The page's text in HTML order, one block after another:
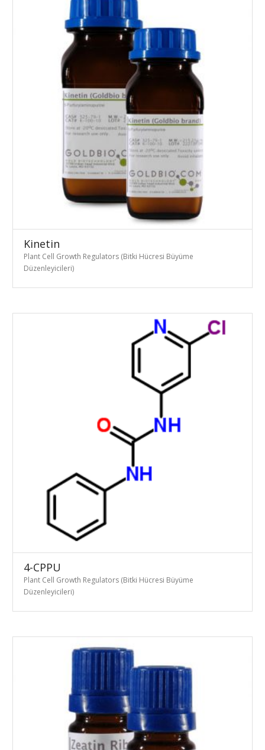
Kinetin
Plant Cell Growth Regulators (Bitki Hücresi Büyüme
Düzenleyicileri)
4-CPPU
Plant Cell Growth Regulators (Bitki Hücresi Büyüme
Düzenleyicileri)